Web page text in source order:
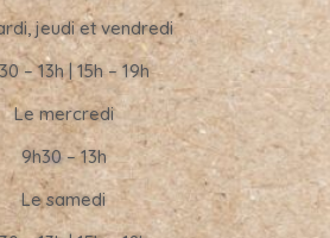
jeudi et vendredi
– 13h | 15h – 19h
Le mercredi
9h30 – 13h
Le samedi